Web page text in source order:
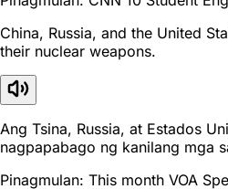
China, Russia, and the United
their nuclear weapons.
Ang Tsina, Russia, at Estados
nagpapabago ng kanilang mga
Pinagmulan: This month VOA